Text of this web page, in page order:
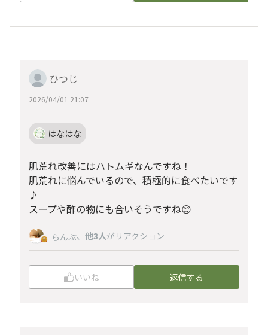
ひつじ
2026/04/01 21:07
はなはな
肌荒れ改善にはハトムギなんですね！
肌荒れに悩んでいるので、積極的に食べたいです
♪
スープや酢の物にも合いそうですね😊
らんぷ、 他3人がリアクション
いいね 返信する